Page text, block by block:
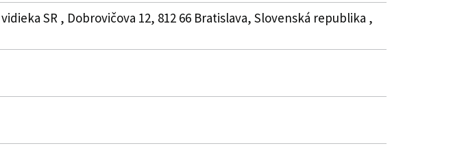
SR , Dobrovičova 12, 812 66 Bratislava, Slovenská republika ,